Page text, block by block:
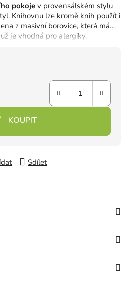
pokoje v provensálském stylu
Knihovnu lze kromě knih použít i
z masivní borovice, která má
je vhodná pro alergiky.
Sdílet